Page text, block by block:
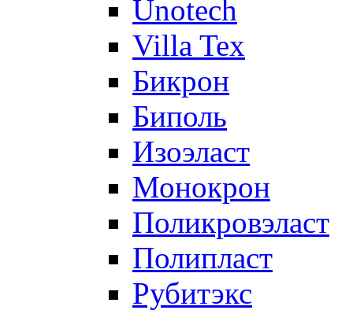
Unotech
Villa Tex
Бикрон
Биполь
Изоэласт
Монокрон
Поликровэласт
Полипласт
Рубитэкс